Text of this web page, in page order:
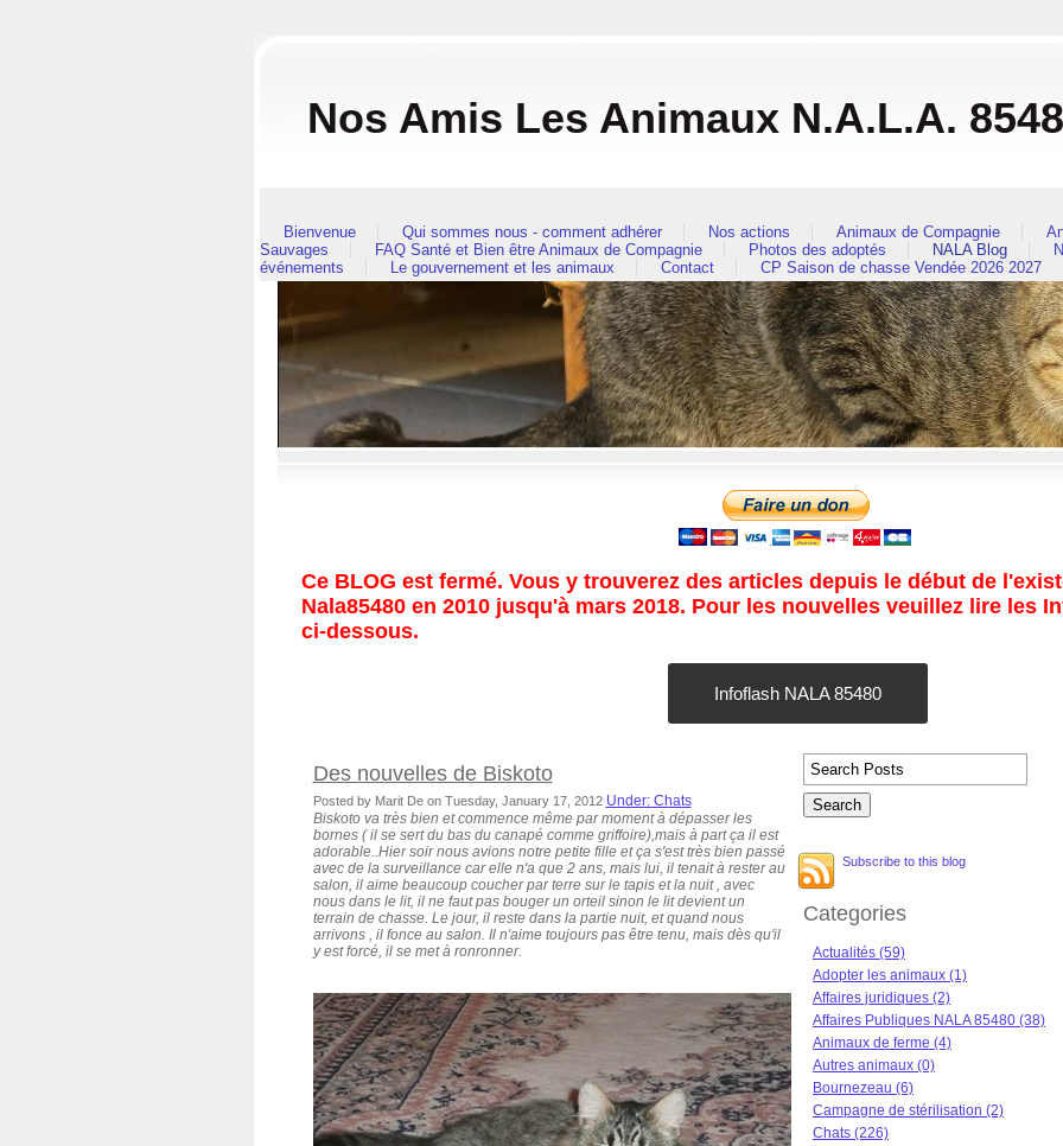
Nos Amis Les Animaux N.A.L.A.
Bienvenue Qui sommes nous - comment adhérer Nos actions Animaux de Compagnie
Sauvages
FAQ Santé et Bien être Animaux de Compagnie Photos des adoptés NALA Blog
événements
Le gouvernement et les animaux Contact CP Saison de chasse Vendée 2026 2027
Ce BLOG est fermé. Vous y trouverez des articles depuis le début de
Nala85480 en 2010 jusqu'à mars 2018. Pour les nouvelles veuillez lire les
ci-dessous.
Infoflash NALA 85480
Des nouvelles de Biskoto
Posted by Marit De on Tuesday, January 17, 2012 Under: Chats
Biskoto va très bien et commence même par moment à dépasser les
bornes ( il se sert du bas du canapé comme griffoire),mais à part ça il est
adorable..Hier soir nous avions notre petite fille et ça s'est très bien passé
avec de la surveillance car elle n'a que 2 ans, mais lui, il tenait à rester au
salon, il aime beaucoup coucher par terre sur le tapis et la nuit , avec
nous dans le lit, il ne faut pas bouger un orteil sinon le lit devient un
terrain de chasse. Le jour, il reste dans la partie nuit, et quand nous
arrivons , il fonce au salon. Il n'aime toujours pas être tenu, mais dès qu'il
y est forcé, il se met à ronronner.
Subscribe to this blog
Categories
Actualités (59)
Adopter les animaux (1)
Affaires juridiques (2)
Affaires Publiques NALA 85480 (38)
Animaux de ferme (4)
Autres animaux (0)
Bournezeau (6)
Campagne de stérilisation (2)
Chats (226)